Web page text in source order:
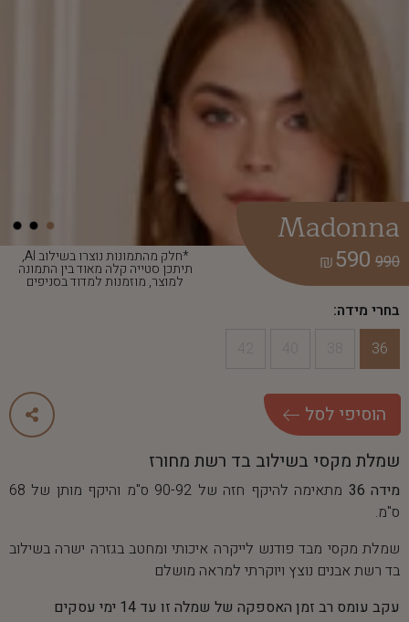
*חלק מהתמונות נוצרו בשילוב AI,
תיתכן סטייה קלה מאוד בין התמונה
למוצר, מוזמנות למדוד בסניפים
Madonna
990
590
₪
בחרי מידה:
36
הוסיפי לסל
שמלת מקסי בשילוב בד רשת מחורז
מידה 36
מתאימה להיקף חזה של 90-92 ס"מ והיקף מותן של 68
ס"מ.
שמלת מקסי מבד פודנש לייקרה איכותי ומחטב בגזרה ישרה בשילוב
בד רשת אבנים נוצץ ויוקרתי למראה מושלם
עקב עומס רב זמן האספקה של שמלה זו עד 14 ימי עסקים